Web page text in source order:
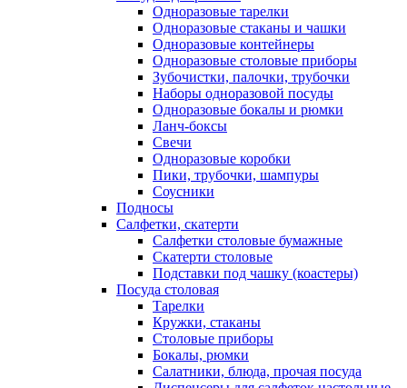
Одноразовые тарелки
Одноразовые стаканы и чашки
Одноразовые контейнеры
Одноразовые столовые приборы
Зубочистки, палочки, трубочки
Наборы одноразовой посуды
Одноразовые бокалы и рюмки
Ланч-боксы
Свечи
Одноразовые коробки
Пики, трубочки, шампуры
Соусники
Подносы
Салфетки, скатерти
Салфетки столовые бумажные
Скатерти столовые
Подставки под чашку (коастеры)
Посуда столовая
Тарелки
Кружки, стаканы
Столовые приборы
Бокалы, рюмки
Салатники, блюда, прочая посуда